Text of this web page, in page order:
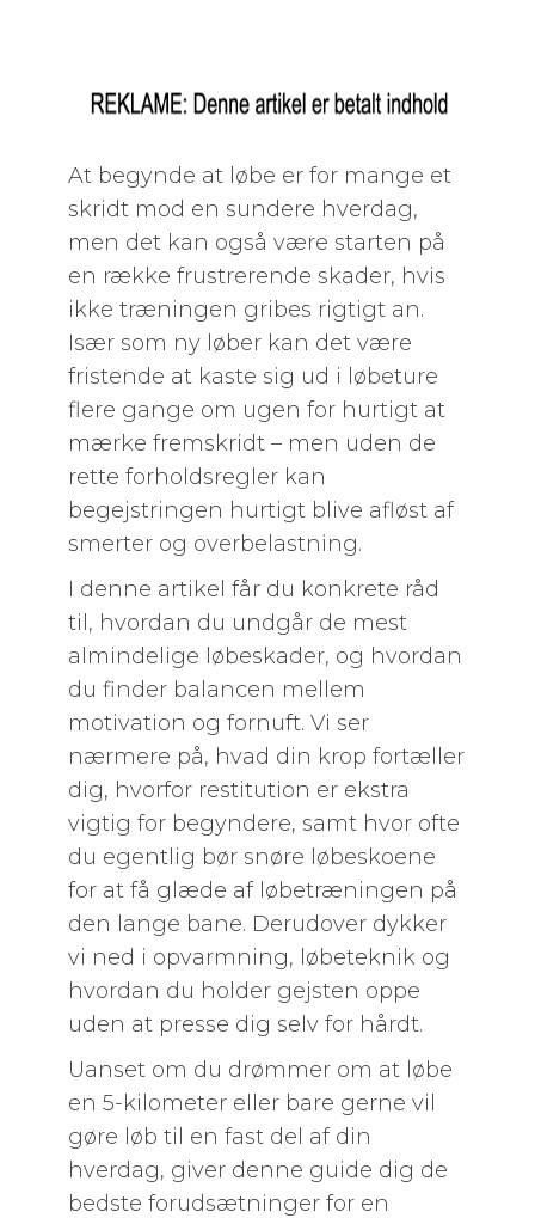
At begynde at løbe er for mange et
skridt mod en sundere hverdag,
men det kan også være starten på
en række frustrerende skader, hvis
ikke træningen gribes rigtigt an.
Især som ny løber kan det være
fristende at kaste sig ud i løbeture
flere gange om ugen for hurtigt at
mærke fremskridt – men uden de
rette forholdsregler kan
begejstringen hurtigt blive afløst af
smerter og overbelastning.
I denne artikel får du konkrete råd
til, hvordan du undgår de mest
almindelige løbeskader, og hvordan
du finder balancen mellem
motivation og fornuft. Vi ser
nærmere på, hvad din krop fortæller
dig, hvorfor restitution er ekstra
vigtig for begyndere, samt hvor ofte
du egentlig bør snøre løbeskoene
for at få glæde af løbetræningen på
den lange bane. Derudover dykker
vi ned i opvarmning, løbeteknik og
hvordan du holder gejsten oppe
uden at presse dig selv for hårdt.
Uanset om du drømmer om at løbe
en 5-kilometer eller bare gerne vil
gøre løb til en fast del af din
hverdag, giver denne guide dig de
bedste forudsætninger for en